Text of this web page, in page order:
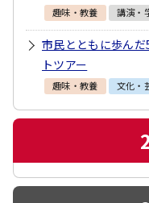
趣味・教養 講演・
市民とともに歩ん
トツアー
趣味・教養 文化・